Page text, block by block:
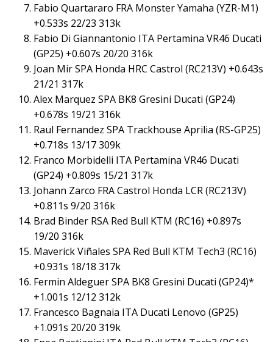
Fabio Quartararo FRA Monster Yamaha (YZR-M1)
+0.533s 22/23 313k
Fabio Di Giannantonio ITA Pertamina VR46 Ducati
(GP25) +0.607s 20/20 316k
Joan Mir SPA Honda HRC Castrol (RC213V) +0.643s
21/21 317k
Alex Marquez SPA BK8 Gresini Ducati (GP24)
+0.678s 19/21 316k
Raul Fernandez SPA Trackhouse Aprilia (RS-GP25)
+0.718s 13/17 309k
Franco Morbidelli ITA Pertamina VR46 Ducati
(GP24) +0.809s 15/21 317k
Johann Zarco FRA Castrol Honda LCR (RC213V)
+0.811s 9/20 316k
Brad Binder RSA Red Bull KTM (RC16) +0.897s
19/20 316k
Maverick Viñales SPA Red Bull KTM Tech3 (RC16)
+0.931s 18/18 317k
Fermin Aldeguer SPA BK8 Gresini Ducati (GP24)*
+1.001s 12/12 312k
Francesco Bagnaia ITA Ducati Lenovo (GP25)
+1.091s 20/20 319k